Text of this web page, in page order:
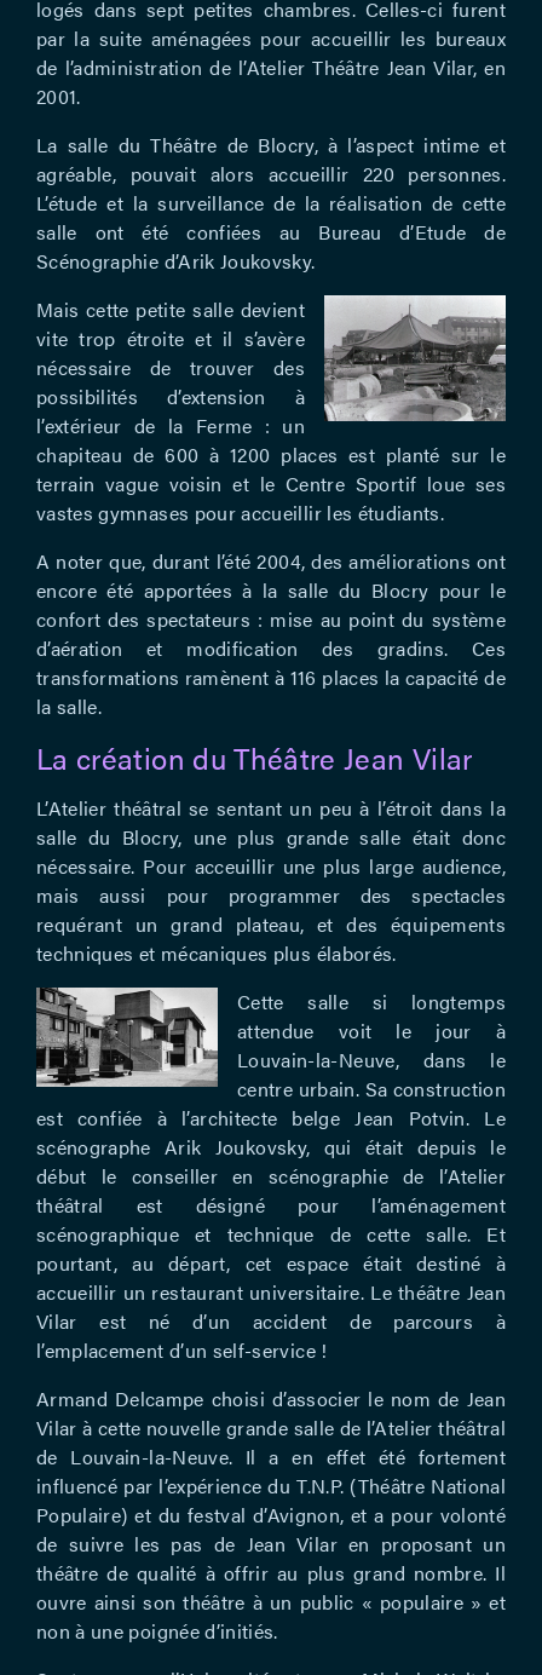
logés dans sept petites chambres. Celles-ci furent
par la suite aménagées pour accueillir les bureaux
de l’administration de l’Atelier Théâtre Jean Vilar, en
2001.
La salle du Théâtre de Blocry, à l’aspect intime et
agréable, pouvait alors accueillir 220 personnes.
L’étude et la surveillance de la réalisation de cette
salle ont été confiées au Bureau d’Etude de
Scénographie d’Arik Joukovsky.
Mais cette petite salle devient
vite trop étroite et il s’avère
nécessaire de trouver des
possibilités d’extension à
l’extérieur de la Ferme : un
chapiteau de 600 à 1200 places est planté sur le
terrain vague voisin et le Centre Sportif loue ses
vastes gymnases pour accueillir les étudiants.
A noter que, durant l’été 2004, des améliorations ont
encore été apportées à la salle du Blocry pour le
confort des spectateurs : mise au point du système
d’aération et modification des gradins. Ces
transformations ramènent à 116 places la capacité de
la salle.
La création du Théâtre Jean Vilar
L’Atelier théâtral se sentant un peu à l’étroit dans la
salle du Blocry, une plus grande salle était donc
nécessaire. Pour acceuillir une plus large audience,
mais aussi pour programmer des spectacles
requérant un grand plateau, et des équipements
techniques et mécaniques plus élaborés.
Cette salle si longtemps
attendue voit le jour à
Louvain-la-Neuve, dans le
centre urbain. Sa construction
est confiée à l’architecte belge Jean Potvin. Le
scénographe Arik Joukovsky, qui était depuis le
début le conseiller en scénographie de l’Atelier
théâtral est désigné pour l’aménagement
scénographique et technique de cette salle. Et
pourtant, au départ, cet espace était destiné à
accueillir un restaurant universitaire. Le théâtre Jean
Vilar est né d’un accident de parcours à
l’emplacement d’un self-service !
Armand Delcampe choisi d’associer le nom de Jean
Vilar à cette nouvelle grande salle de l’Atelier théâtral
de Louvain-la-Neuve. Il a en effet été fortement
influencé par l’expérience du T.N.P. (Théâtre National
Populaire) et du festval d’Avignon, et a pour volonté
de suivre les pas de Jean Vilar en proposant un
théâtre de qualité à offrir au plus grand nombre. Il
ouvre ainsi son théâtre à un public « populaire » et
non à une poignée d’initiés.